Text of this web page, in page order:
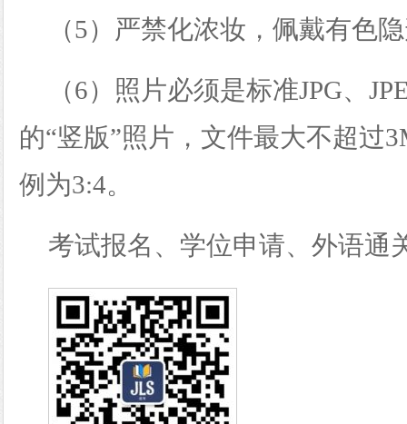
（5）严禁化浓妆，佩戴有色
（6）照片必须是标准JPG、
的“竖版”照片，文件最大不超过
例为3:4。
考试报名、学位申请、外语通